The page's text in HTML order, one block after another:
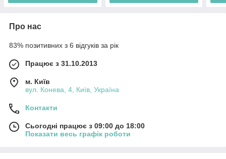
Про нас
83% позитивних з 6 відгуків за рік
Працює з 31.10.2013
м. Київ
вул. Конева, 4, Київ, Україна
Контакти
Сьогодні працює з 09:00 до 18:00
Показати весь графік роботи